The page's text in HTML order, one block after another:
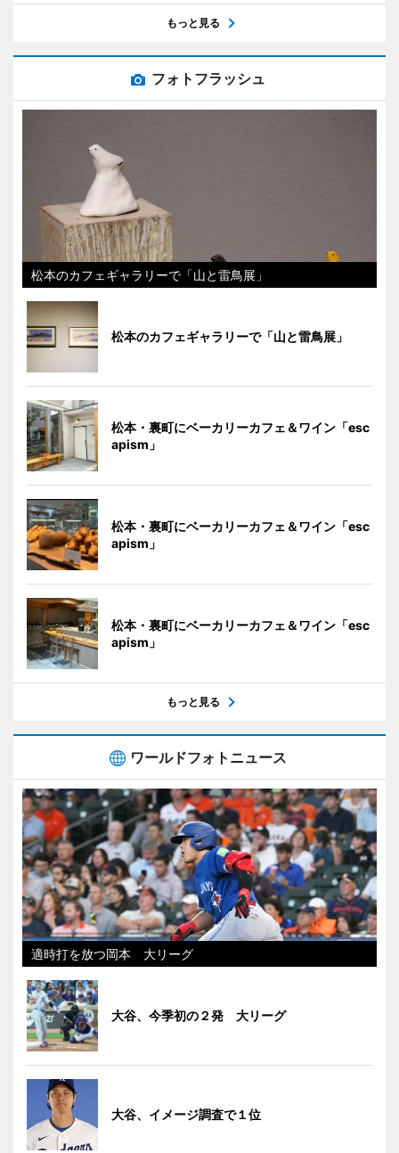
もっと見る
フォトフラッシュ
松本のカフェギャラリーで「山と雷鳥展」
松本のカフェギャラリーで「山と雷鳥展」
松本・裏町にベーカリーカフェ＆ワイン「esc
apism」
松本・裏町にベーカリーカフェ＆ワイン「esc
apism」
松本・裏町にベーカリーカフェ＆ワイン「esc
apism」
もっと見る
ワールドフォトニュース
適時打を放つ岡本 大リーグ
大谷、今季初の２発 大リーグ
大谷、イメージ調査で１位